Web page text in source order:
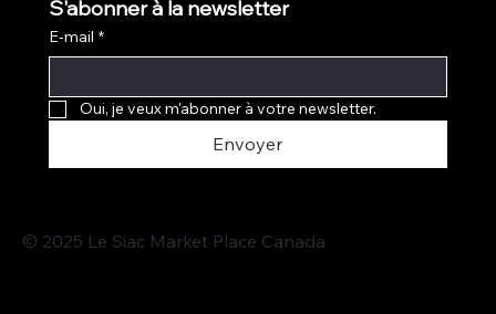
S'abonner à la newsletter
E-mail *
Oui, je veux m'abonner à votre newsletter.
Envoyer
© 2025 Le Siac Market Place Canada